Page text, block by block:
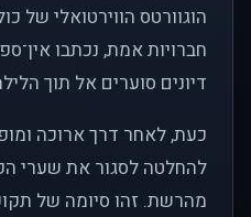
הוגוורטס הווירטואלי של
חברויות אמת, נכתבו
דיונים סוערים אל תוך
כעת, לאחר דרך ארוכה
להחלטה לסגור את שערי
מהרשת. זהו סיומה של